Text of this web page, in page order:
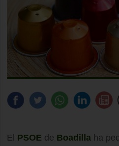
El PSOE de Boadilla ha